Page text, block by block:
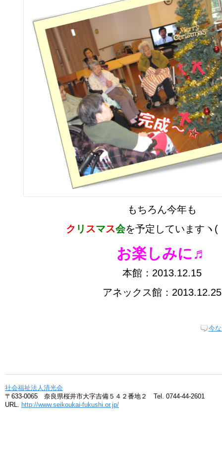
もちろん今年も
ク リ スマス会を予定していますヽ(
お楽しみに♬
本館：2013.12.15
アネックス館：2013.12.25
今
社会福祉法人清光会
〒633-0065 奈良県桜井市大字吉備５４２番地２ Tel. 0744-44-2601
URL.
http://www.seikoukai-fukushi.or.jp/